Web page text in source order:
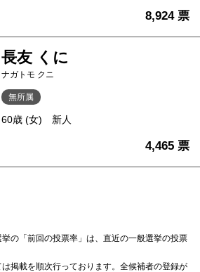
8,924 票
長友 くに
ナガトモ クニ
無所属
60歳 (女) 新人
4,465 票
の「前回の投票率」は、直近の一般選挙の投票
掲載を順次行っております。全候補者の登録が